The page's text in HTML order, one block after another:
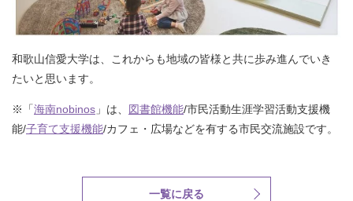
和歌山信愛大学は、これからも地域の皆様と共に歩み進んでいき
たいと思います。
※「海南nobinos 」は、 図書館機能/市民活動生涯学習活動支援機
能/子育て支援機能/カフェ・広場などを有する市民交流施設です。
一覧に戻る